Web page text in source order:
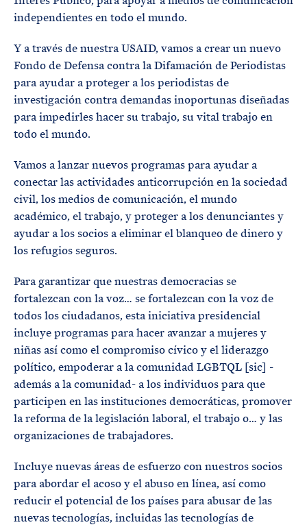
independientes en todo el mundo.
Y a través de nuestra USAID, vamos a crear un nuevo
Fondo de Defensa contra la Difamación de Periodistas
para ayudar a proteger a los periodistas de
investigación contra demandas inoportunas diseñadas
para impedirles hacer su trabajo, su vital trabajo en
todo el mundo.
Vamos a lanzar nuevos programas para ayudar a
conectar las actividades anticorrupción en la sociedad
civil, los medios de comunicación, el mundo
académico, el trabajo, y proteger a los denunciantes y
ayudar a los socios a eliminar el blanqueo de dinero y
los refugios seguros.
Para garantizar que nuestras democracias se
fortalezcan con la voz… se fortalezcan con la voz de
todos los ciudadanos, esta iniciativa presidencial
incluye programas para hacer avanzar a mujeres y
niñas así como el compromiso cívico y el liderazgo
político, empoderar a la comunidad LGBTQL [sic] -
además a la comunidad- a los individuos para que
participen en las instituciones democráticas, promover
la reforma de la legislación laboral, el trabajo o… y las
organizaciones de trabajadores.
Incluye nuevas áreas de esfuerzo con nuestros socios
para abordar el acoso y el abuso en línea, así como
reducir el potencial de los países para abusar de las
nuevas tecnologías, incluidas las tecnologías de